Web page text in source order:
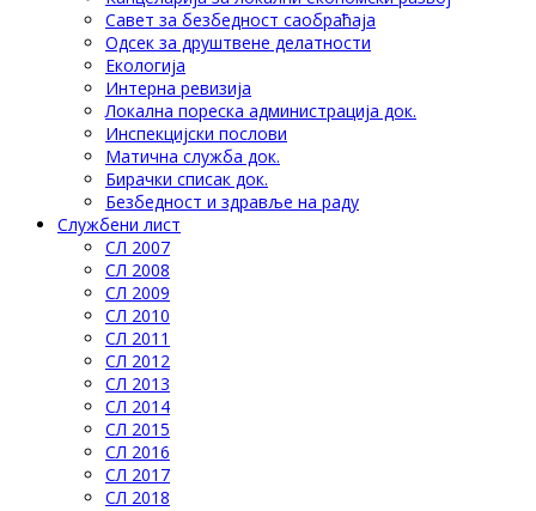
Савет за безбедност саобраћаја
Одсек за друштвене делатности
Eкологија
Интерна ревизија
Локална пореска администрација док.
Инспекцијски послови
Матична служба док.
Бирачки списак док.
Безбедност и здравље на раду
Службени лист
СЛ 2007
СЛ 2008
СЛ 2009
СЛ 2010
СЛ 2011
СЛ 2012
СЛ 2013
СЛ 2014
СЛ 2015
СЛ 2016
СЛ 2017
СЛ 2018